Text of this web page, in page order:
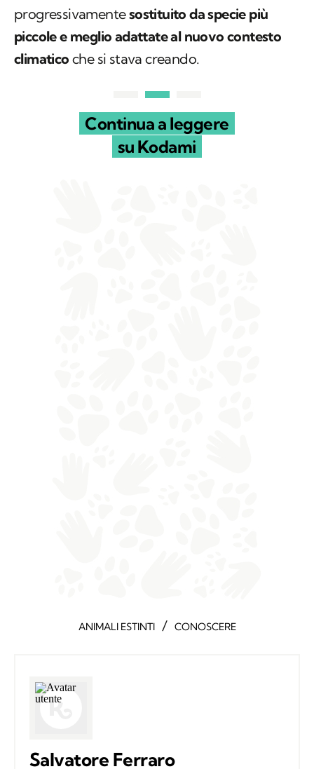
progressivamentesostituito da specie più
piccole e meglio adattate al nuovo contesto
climatico che si stava creando.
Continua a leggere
su Kodami
ANIMALI ESTINTI / CONOSCERE
Salvatore Ferraro